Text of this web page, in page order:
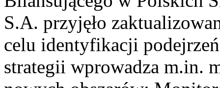
S.A. przyjęło
celu identyfikacji
strategii wprowadza m.in.